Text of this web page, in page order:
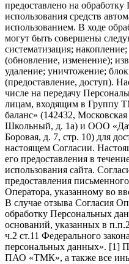
предоставлено на
использования средств
использованием. В ходе
могут быть совершены
систематизация;
(обновление, изменение);
удаление; уничтожение;
(предоставление, доступ).
числе на передачу
лицам, входящим в Группу
баланс» (142432,
Школьный, д. 1а) и ООО
Боровая, д. 7, стр. 10) для
настоящем Согласии.
его предоставления в
использования сайта.
предоставления
Оператора, указанному во
В случае отзыва Согласия
обработку Персональных
оснований, указанных в
ч.2 ст.11 Федерального
персональных данных». [1]
ПАО «ТМК», а также все